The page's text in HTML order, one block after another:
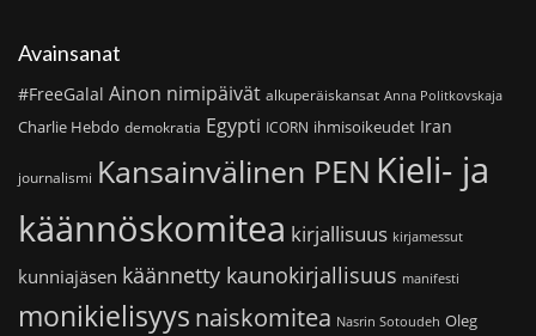
Avainsanat
#FreeGalal Ainon nimipäivät alkuperäiskansat Anna Politkovskaja
Charlie Hebdo demokratia Egypti ICORN ihmisoikeudet Iran
journalismi Kansainvälinen PEN Kieli- ja
käännöskomitea kirjallisuus kirjamessut
kunniajäsen käännetty kaunokirjallisuus manifesti
monikielisyys naiskomitea Nasrin Sotoudeh Oleg